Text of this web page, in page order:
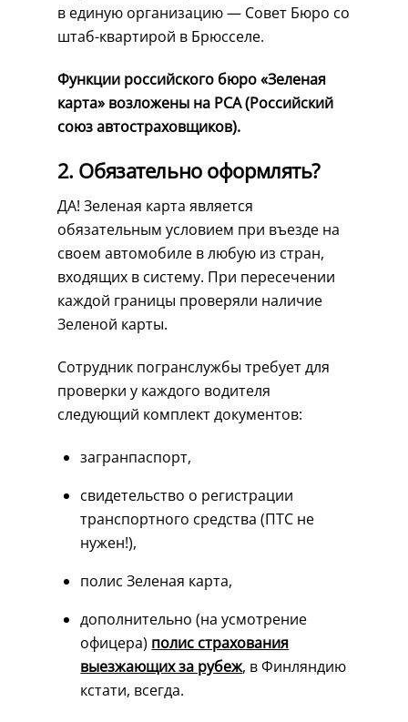
в единую организацию — Совет Бюро со
штаб-квартирой в Брюсселе.
Функции российского бюро «Зеленая
карта» возложены на РСА (Российский
союз автостраховщиков).
2. Обязательно оформлять?
ДА! Зеленая карта является
обязательным условием при въезде на
своем автомобиле в любую из стран,
входящих в систему. При пересечении
каждой границы проверяли наличие
Зеленой карты.
Сотрудник погранслужбы требует для
проверки у каждого водителя
следующий комплект документов:
загранпаспорт,
свидетельство о регистрации
транспортного средства (ПТС не
нужен!),
полис Зеленая карта,
дополнительно (на усмотрение
офицера) полис страхования
выезжающих за рубеж, в Финляндию
кстати, всегда.